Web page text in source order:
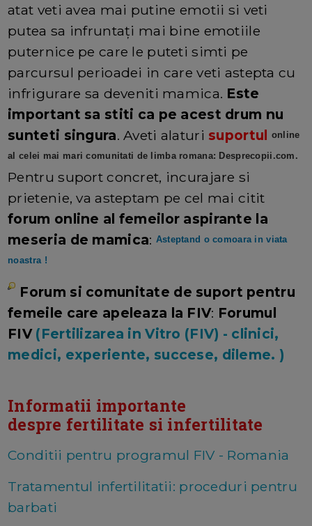
atat veti avea mai putine emotii si veti
putea sa infruntați mai bine emotiile
puternice pe care le puteti simti pe
parcursul perioadei in care veti astepta cu
infrigurare sa deveniti mamica. Este
important sa stiti ca pe acest drum nu
sunteti singura. Aveti alaturi suportul online
al celei mai mari comunitati de limba romana: Desprecopii.com.
Pentru suport concret, incurajare si
prietenie, va asteptam pe cel mai citit
forum online al femeilor aspirante la
meseria de mamica: Asteptand o comoara in viata
noastra !
Forum si comunitate de suport pentru
femeile care apeleaza la FIV: Forumul
FIV(Fertilizarea in Vitro (FIV) - clinici,
medici, experiente, succese, dileme. )
Informatii importante
despre fertilitate si infertilitate
Conditii pentru programul FIV - Romania
Tratamentul infertilitatii: proceduri pentru
barbati